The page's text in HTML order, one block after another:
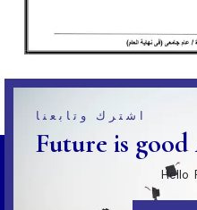
اشترك وتابعنا
Future is good